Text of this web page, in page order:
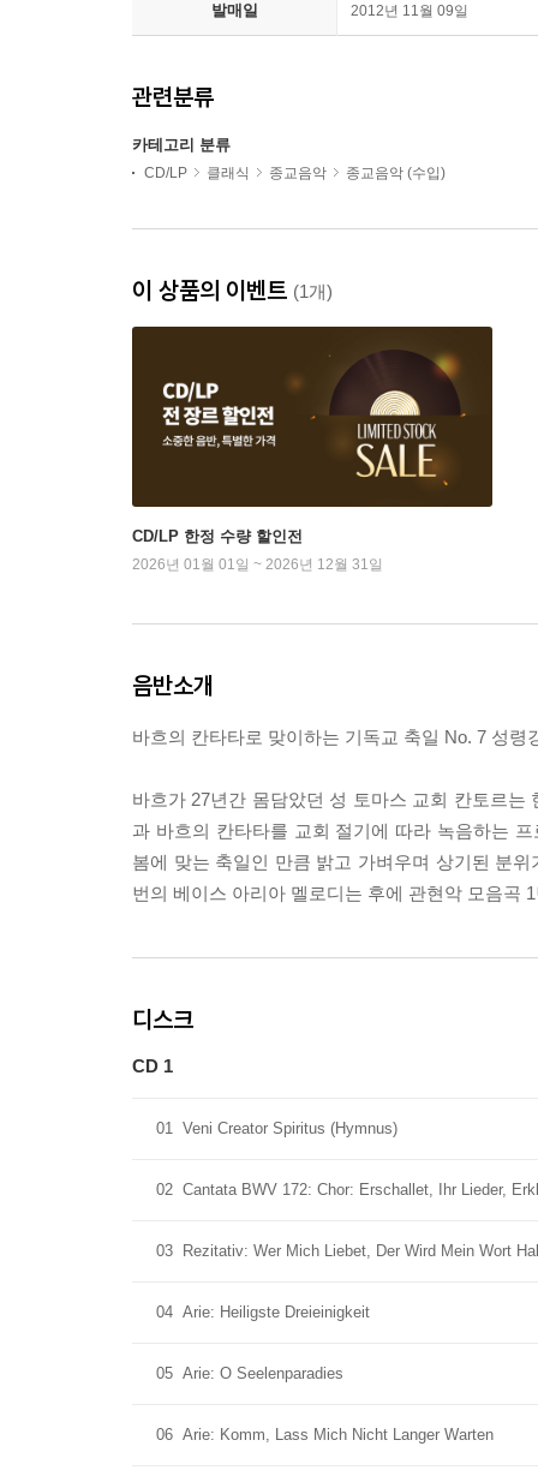
발매일 2012년 11월 09일
관련분류
카테고리 분류
CD/LP 클래식 종교음악 종교음악 (수입)
이 상품의 이벤트 (1개)
CD/LP 한정 수량 할인전
2026년 01월 01일 ~ 2026년 12월 31일
음반소개
바흐의 칸타타로 맞이하는 기독교 축일 No. 7 성령
바흐가 27년간 몸담았던 성 토마스 교회 칸토르
과 바흐의 칸타타를 교회 절기에 따라 녹음하는
봄에 맞는 축일인 만큼 밝고 가벼우며 상기된 분
번의 베이스 아리아 멜로디는 후에 관현악 모음곡
디스크
CD 1
01 Veni Creator Spiritus (Hymnus)
02 Cantata BWV 172: Chor: Erschallet, Ihr Lieder,
03 Rezitativ: Wer Mich Liebet, Der Wird Mein Wort
04 Arie: Heiligste Dreieinigkeit
05 Arie: O Seelenparadies
06 Arie: Komm, Lass Mich Nicht Langer Warten